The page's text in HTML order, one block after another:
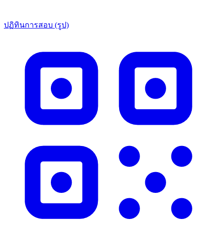
ปฏิทินการสอบ (รูป)